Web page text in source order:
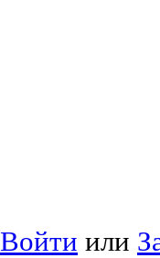
Войти или